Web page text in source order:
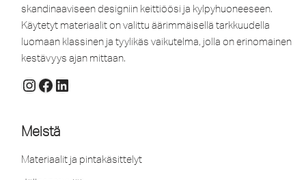
skandinaaviseen designiin keittiöösi ja kylpyhuoneeseen.
Käytetyt materiaalit on valittu äärimmäisellä tarkkuudella
luomaan klassinen ja tyylikäs vaikutelma, jolla on erinomainen
kestävyys ajan mittaan.
Meistä
Materiaalit ja pintakäsittelyt